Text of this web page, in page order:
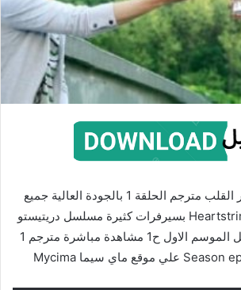
شاهد مسلسل أوتار القلب مترجم الحلقة 1 بالجودة العالية جميع
حلقات مسلسل Heartstrings بسيرفرات كثيرة مسلسل دريتيستو
الحلقة 1 مترجم كامل الموسم الاول ح1 مشاهدة مباشرة مترجم 1